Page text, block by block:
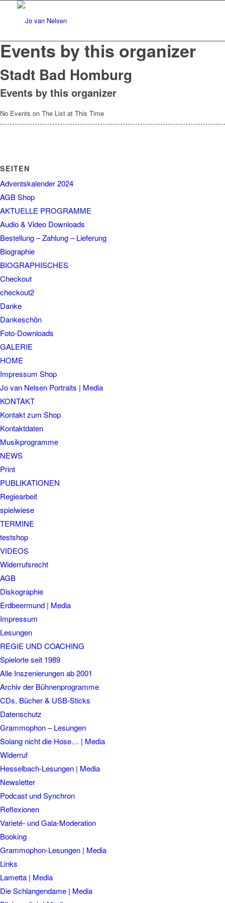
Events by this organizer
Stadt Bad Homburg
Events by this organizer
No Events on The List at This Time
SEITEN
Adventskalender 2024
AGB Shop
AKTUELLE PROGRAMME
Audio & Video Downloads
Bestellung – Zahlung – Lieferung
Biographie
BIOGRAPHISCHES
Checkout
checkout2
Danke
Dankeschön
Foto-Downloads
GALERIE
HOME
Impressum Shop
Jo van Nelsen Portraits | Media
KONTAKT
Kontakt zum Shop
Kontaktdaten
Musikprogramme
NEWS
Print
PUBLIKATIONEN
Regiearbeit
spielwiese
TERMINE
testshop
VIDEOS
Widerrufsrecht
AGB
Diskographie
Erdbeermund | Media
Impressum
Lesungen
REGIE UND COACHING
Spielorte seit 1989
Alle Inszenierungen ab 2001
Archiv der Bühnenprogramme
CDs, Bücher & USB-Sticks
Datenschutz
Grammophon – Lesungen
Solang nicht die Hose… | Media
Widerruf
Hesselbach-Lesungen | Media
Newsletter
Podcast und Synchron
Reflexionen
Varieté- und Gala-Moderation
Booking
Grammophon-Lesungen | Media
Links
Lametta | Media
Die Schlangendame | Media